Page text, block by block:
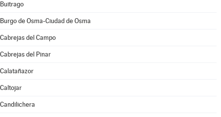
Buitrago
Burgo de Osma-Ciudad de Osma
Cabrejas del Campo
Cabrejas del Pinar
Calatañazor
Caltojar
Candilichera